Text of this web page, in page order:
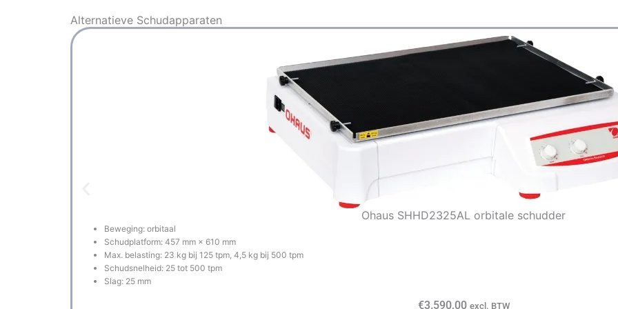
Alternatieve Schudapparaten
Ohaus SHHD2325AL orbitale schudder
Beweging: orbitaal
Schudplatform: 457 mm × 610 mm
Max. belasting: 23 kg bij 125 tpm, 4,5 kg bij 500 tpm
Schudsnelheid: 25 tot 500 tpm
Slag: 25 mm
€3.590,00 excl. BTW